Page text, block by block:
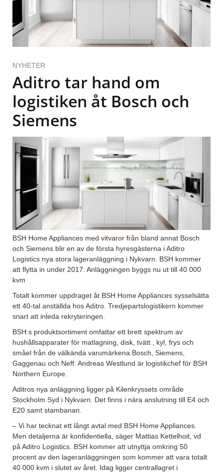
NYHETER
Aditro tar hand om
logistiken åt Bosch och
Siemens
BSH Home Appliances med vitvaror från bland annat Bosch
och Siemens blir en av de första hyresgästerna i Aditro
Logistics nya stora lageranläggning i Nykvarn. BSH kommer
att flytta in under 2017. Anläggningen byggs nu ut till 40 000
kvm
Totalt kommer uppdraget åt BSH Home Appliances sysselsätta
ett 40-tal anställda hos Aditro. Tredjepartslogistikern kommer
snart att inleda rekryteringen.
BSH:s produktsortiment omfattar ett brett spektrum av
hushållsapparater för matlagning, disk, tvätt , kyl, frys och
småel från de välkända varumärkena Bosch, Siemens,
Gaggenau och Neff. Andreas Westlund är logistikchef för BSH
Northern Europe.
Aditros nya anläggning ligger på Kilenkryssets område
Stockholm Syd i Nykvarn. Det finns i nära anslutning till E4 och
E20 samt stambanan.
– Vi har tecknat ett långt avtal med BSH Home Appliances.
Men detaljerna är konfidentiella, säger Mattias Kettelhoit, vd
på Aditro Logistics. BSH kommer att utnyttja omkring 50
procent av den lageranläggningen som kommer att vara totalt
40 000 kvm i slutet av året. Idag ligger centrallagret i